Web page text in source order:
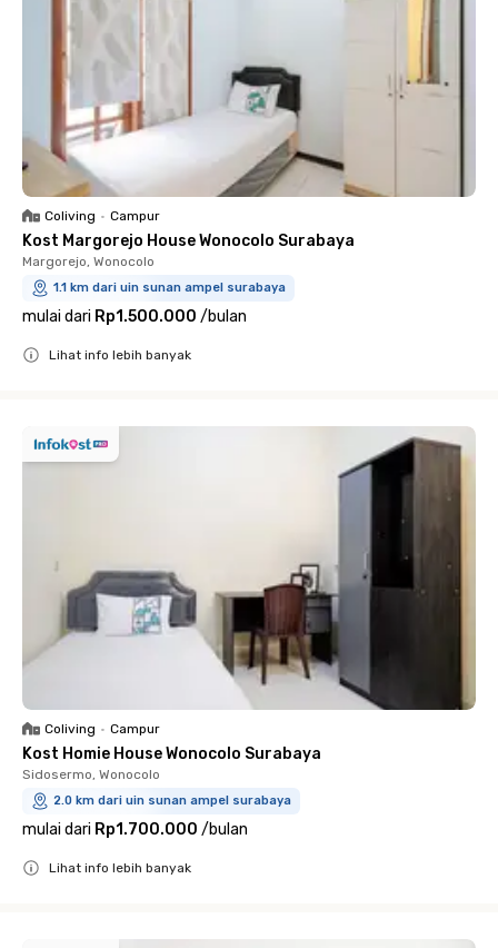
Coliving • Campur
Kost Margorejo House Wonocolo Surabaya
Margorejo, Wonocolo
1.1 km dari uin sunan ampel surabaya
mulai dari Rp1.500.000 /bulan
Lihat info lebih banyak
Coliving • Campur
Kost Homie House Wonocolo Surabaya
Sidosermo, Wonocolo
2.0 km dari uin sunan ampel surabaya
mulai dari Rp1.700.000 /bulan
Lihat info lebih banyak